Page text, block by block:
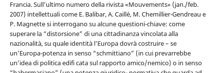
Francia. Sullʼultimo numero della rivista «Mouvements» (jan./feb.
2007) intellettuali come E. Balibar, A. Caillé, M. Chemillier-Gendreau e
P. Magnette si interrogano su alcune questioni-chiave: come
superare la “distorsione” di una cittadinanza vincolata alla
nazionalità, su quale identità lʼEuropa dovrà costruire – se
unʼEuropa-potenza in senso “schmittiano” (in cui prevarrebbe
unʼidea di politica edifi cata sul rapporto amico/nemico) o in senso